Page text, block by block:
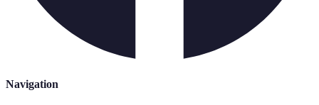
Navigation